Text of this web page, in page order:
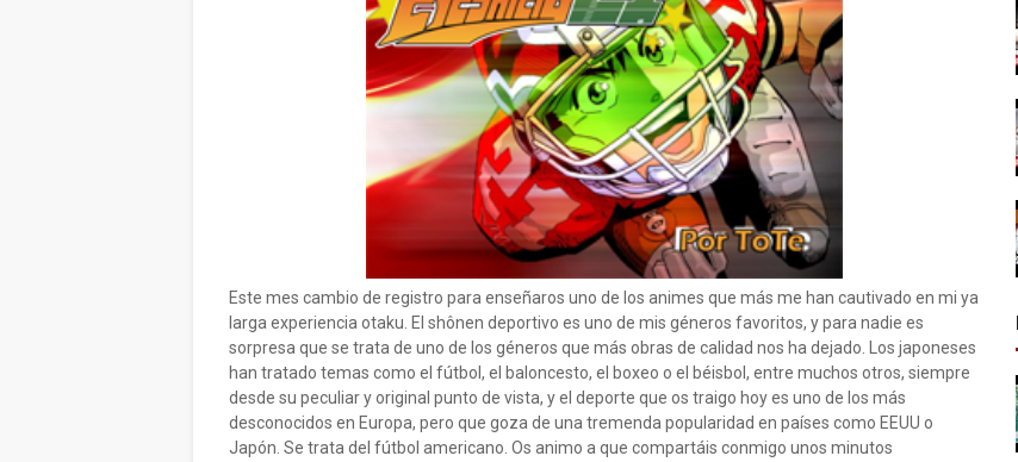
Este mes cambio de registro para enseñaros uno de los animes que más me han cautivado en mi ya
larga experiencia otaku. El shônen deportivo es uno de mis géneros favoritos, y para nadie es
sorpresa que se trata de uno de los géneros que más obras de calidad nos ha dejado. Los japoneses
han tratado temas como el fútbol, el baloncesto, el boxeo o el béisbol, entre muchos otros, siempre
desde su peculiar y original punto de vista, y el deporte que os traigo hoy es uno de los más
desconocidos en Europa, pero que goza de una tremenda popularidad en países como EEUU o
Japón. Se trata del fútbol americano. Os animo a que compartáis conmigo unos minutos